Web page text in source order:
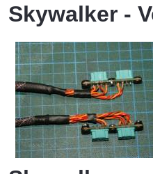
Skywalker -